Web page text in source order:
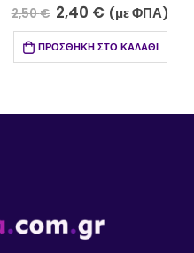
€ 2,40€ (με ΦΠΑ)
ΠΡΟΣΘΉΚΗ ΣΤΟ ΚΑΛΆΘΙ